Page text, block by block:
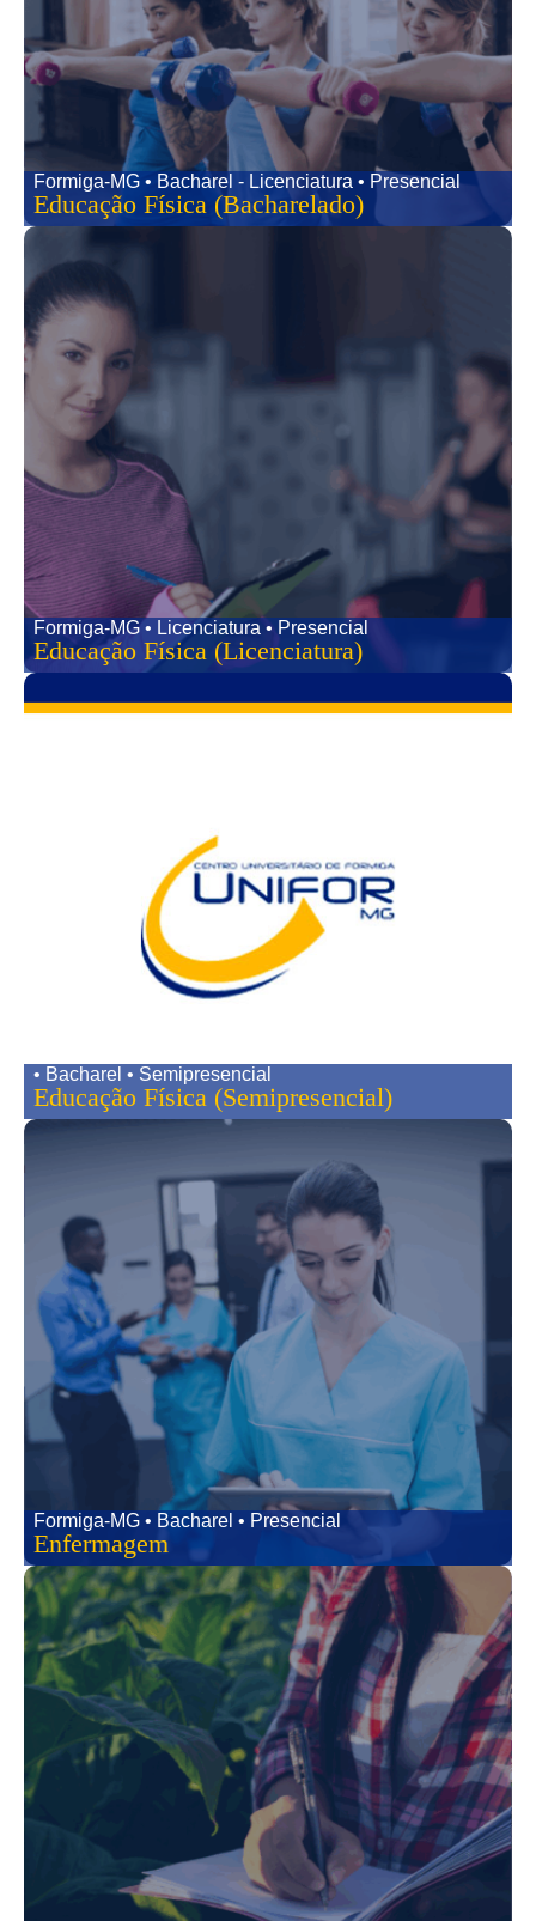
Formiga-MG • Bacharel - Licenciatura • Presencial
Educação Física (Bacharelado)
Formiga-MG • Licenciatura • Presencial
Educação Física (Licenciatura)
• Bacharel • Semipresencial
Educação Física (Semipresencial)
Formiga-MG • Bacharel • Presencial
Enfermagem